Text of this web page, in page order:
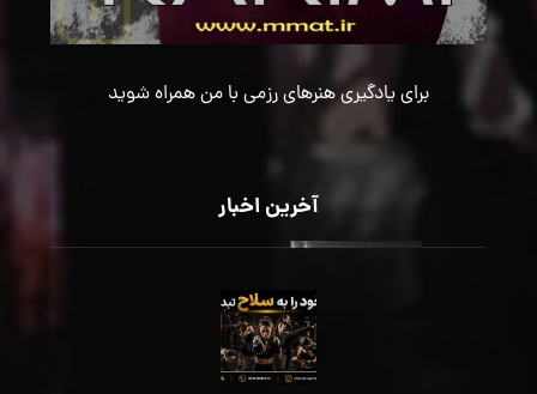
برای یادگیری هنرهای رزمی با من همراه شوید
آخرین اخبار